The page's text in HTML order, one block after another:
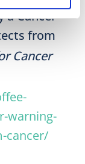
a Cancer
from
Cancer
warning-
cancer/